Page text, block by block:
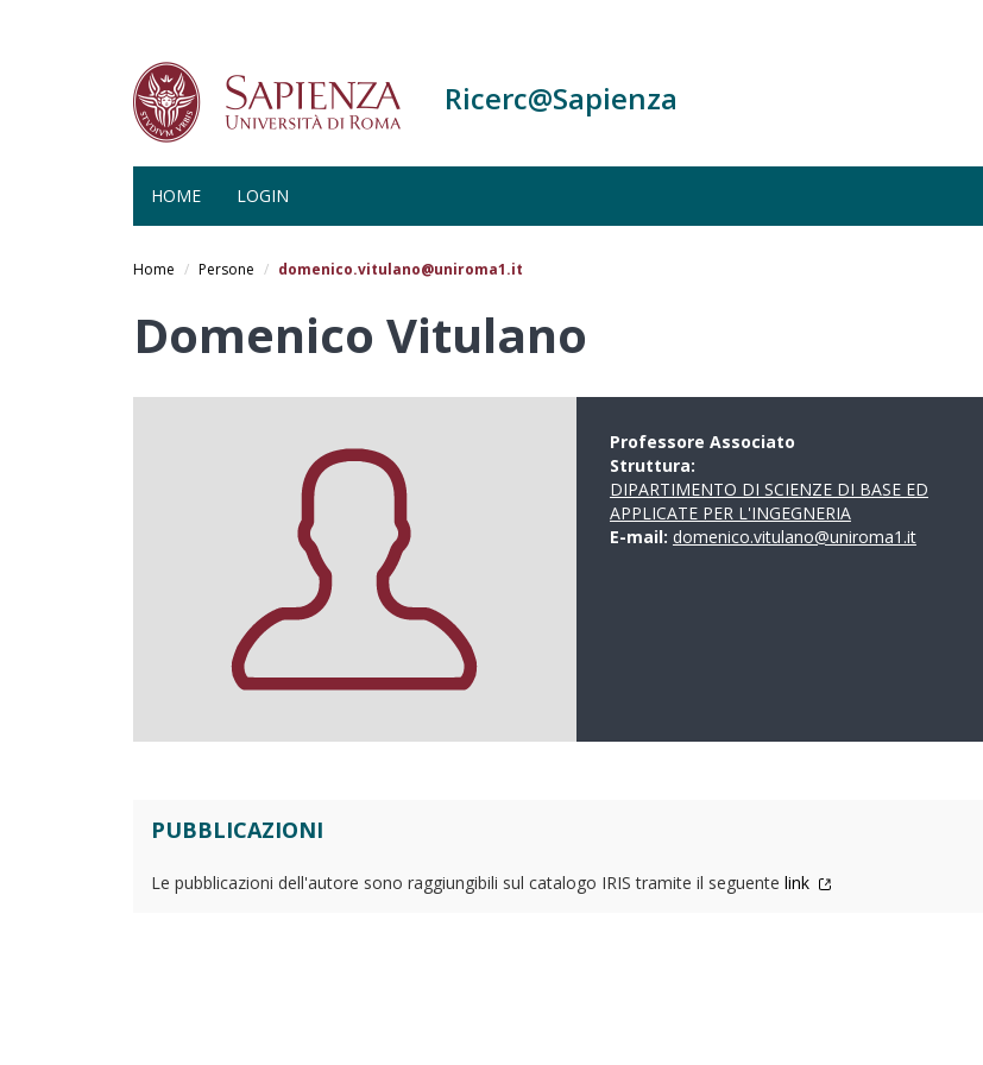
Ricerc@Sapienza
HOME LOGIN
Home Persone domenico.vitulano@uniroma1.it
Domenico Vitulano
Professore Associato
Struttura:
DIPARTIMENTO DI SCIENZE DI BASE ED
APPLICATE PER L'INGEGNERIA
E-mail: domenico.vitulano@uniroma1.it
PUBBLICAZIONI
Le pubblicazioni dell'autore sono raggiungibili sul catalogo IRIS tramite il seguente link